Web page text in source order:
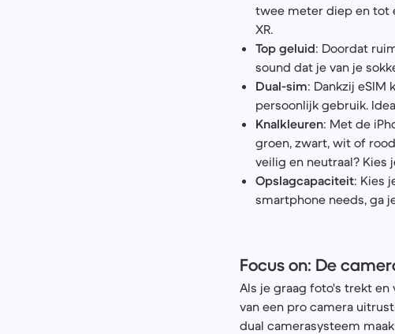
twee meter diep en tot
XR.
Top geluid: Doordat
sound dat je van je
Dual-sim: Dankzij eSIM
persoonlijk gebruik.
Knalkleuren: Met de
groen, zwart, wit of
veilig en neutraal? Kies
Opslagcapaciteit: Kies
smartphone needs, ga
Focus on: De
Als je graag foto's trekt en
van een pro camera
dual camerasysteem